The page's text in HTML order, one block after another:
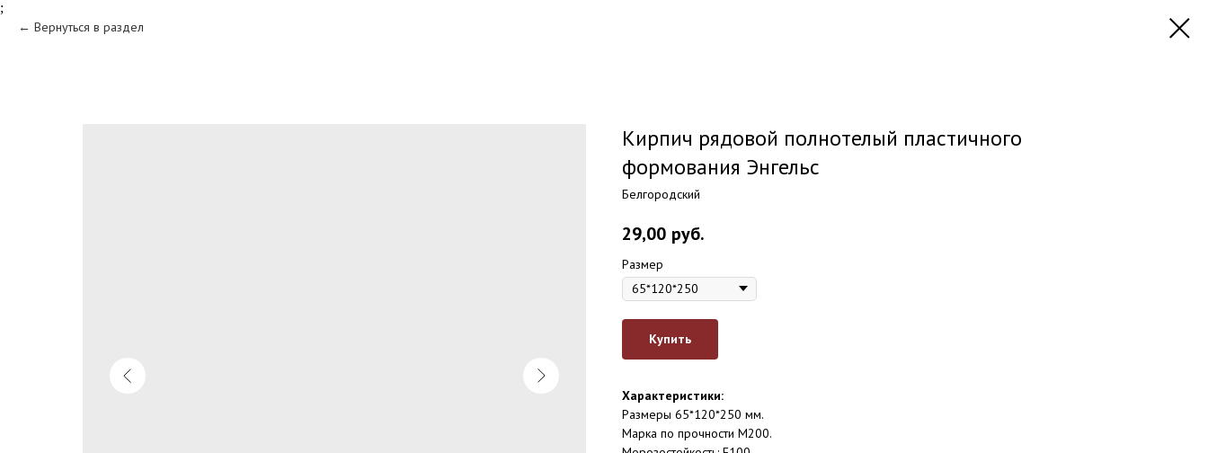
;
Вернуться в раздел
Кирпич рядовой полнотелый пластичного
формования Энгельс
Белгородский
29,00 руб.
Размер
Купить
Характеристики:
Размеры 65*120*250 мм.
Марка по прочности М200.